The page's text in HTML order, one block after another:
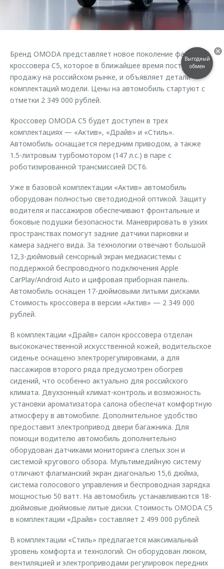
Кредитный калькулятор
Одежда и сувениры
Оригинальные аксессуары
Запчасти
Калькулятор трейд-ин
Клиентская поддержка
O&J Автоклуб
Приложение O&J
Аксессуары
Одежда и сувениры
Оригинальные аксессуары
Запчасти
Бренд OMODA представляет новое поколение фастбэк-
кроссовера C5, которое в ближайшее время поступит в
продажу на российском рынке, и объявляет детали
комплектаций модели. Цены на автомобиль стартуют с
отметки 2 349 000 рублей.
Кроссовер OMODA C5 будет доступен в трех
комплектациях — «Актив», «Драйв» и «Стиль».
Автомобиль оснащается передним приводом, а также
1.5-литровым турбомотором (147 л.с.) в паре с
роботизированной трансмиссией DCT6.
Уже в базовой комплектации «Актив» автомобиль
оборудован полностью светодиодной оптикой. Защиту
водителя и пассажиров обеспечивают фронтальные и
боковые подушки безопасности. Маневрировать в узких
пространствах помогут задние датчики парковки и
камера заднего вида. За технологии отвечают большой
12,3-дюймовый сенсорный экран медиасистемы с
поддержкой беспроводного подключения Apple
CarPlay/Android Auto и цифровая приборная панель.
Автомобиль оснащен 17-дюймовыми литыми дисками.
Стоимость кроссовера в версии «Актив» — 2 349 000
рублей.
В комплектации «Драйв» салон кроссовера отделан
высококачественной искусственной кожей, водительское
сиденье оснащено электрорегулировками, а для
пассажиров второго ряда предусмотрен обогрев
сидений, что особенно актуально для российского
климата. Двухзонный климат-контроль и возможность
установки ароматизатора салона обеспечат комфортную
атмосферу в автомобиле. Дополнительное удобство
предоставит электропривод двери багажника. Для
помощи водителю автомобиль дополнительно
оборудован датчиками мониторинга слепых зон и
системой кругового обзора. Мультимедийную систему
отличают флагманский экран диагональю 15,6 дюйма,
система голосового управления и беспроводная зарядка
мощностью 50 ватт. На автомобиль устанавливаются 18-
дюймовые дюймовые литые диски. Стоимость OMODA C5
в комплектации «Драйв» составляет 2 499 000 рублей.
В комплектации «Стиль» предлагается максимальный
уровень комфорта и технологий. Он оборудован люком,
вентиляцией и электроприводами регулировок передних
Выгодный
обмен